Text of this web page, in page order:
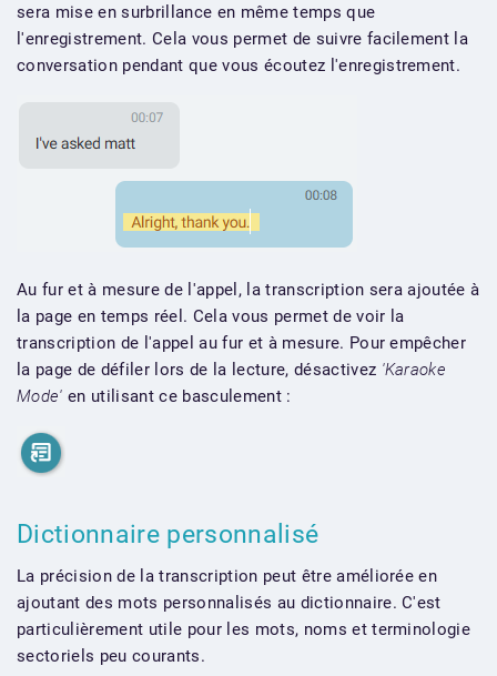
sera mise en surbrillance en même temps que
l'enregistrement. Cela vous permet de suivre facilement la
conversation pendant que vous écoutez l'enregistrement.
Au fur et à mesure de l'appel, la transcription sera ajoutée à
la page en temps réel. Cela vous permet de voir la
transcription de l'appel au fur et à mesure. Pour empêcher
la page de défiler lors de la lecture, désactivez 'Karaoke
Mode' en utilisant ce basculement :
Dictionnaire personnalisé
La précision de la transcription peut être améliorée en
ajoutant des mots personnalisés au dictionnaire. C'est
particulièrement utile pour les mots, noms et terminologie
sectoriels peu courants.